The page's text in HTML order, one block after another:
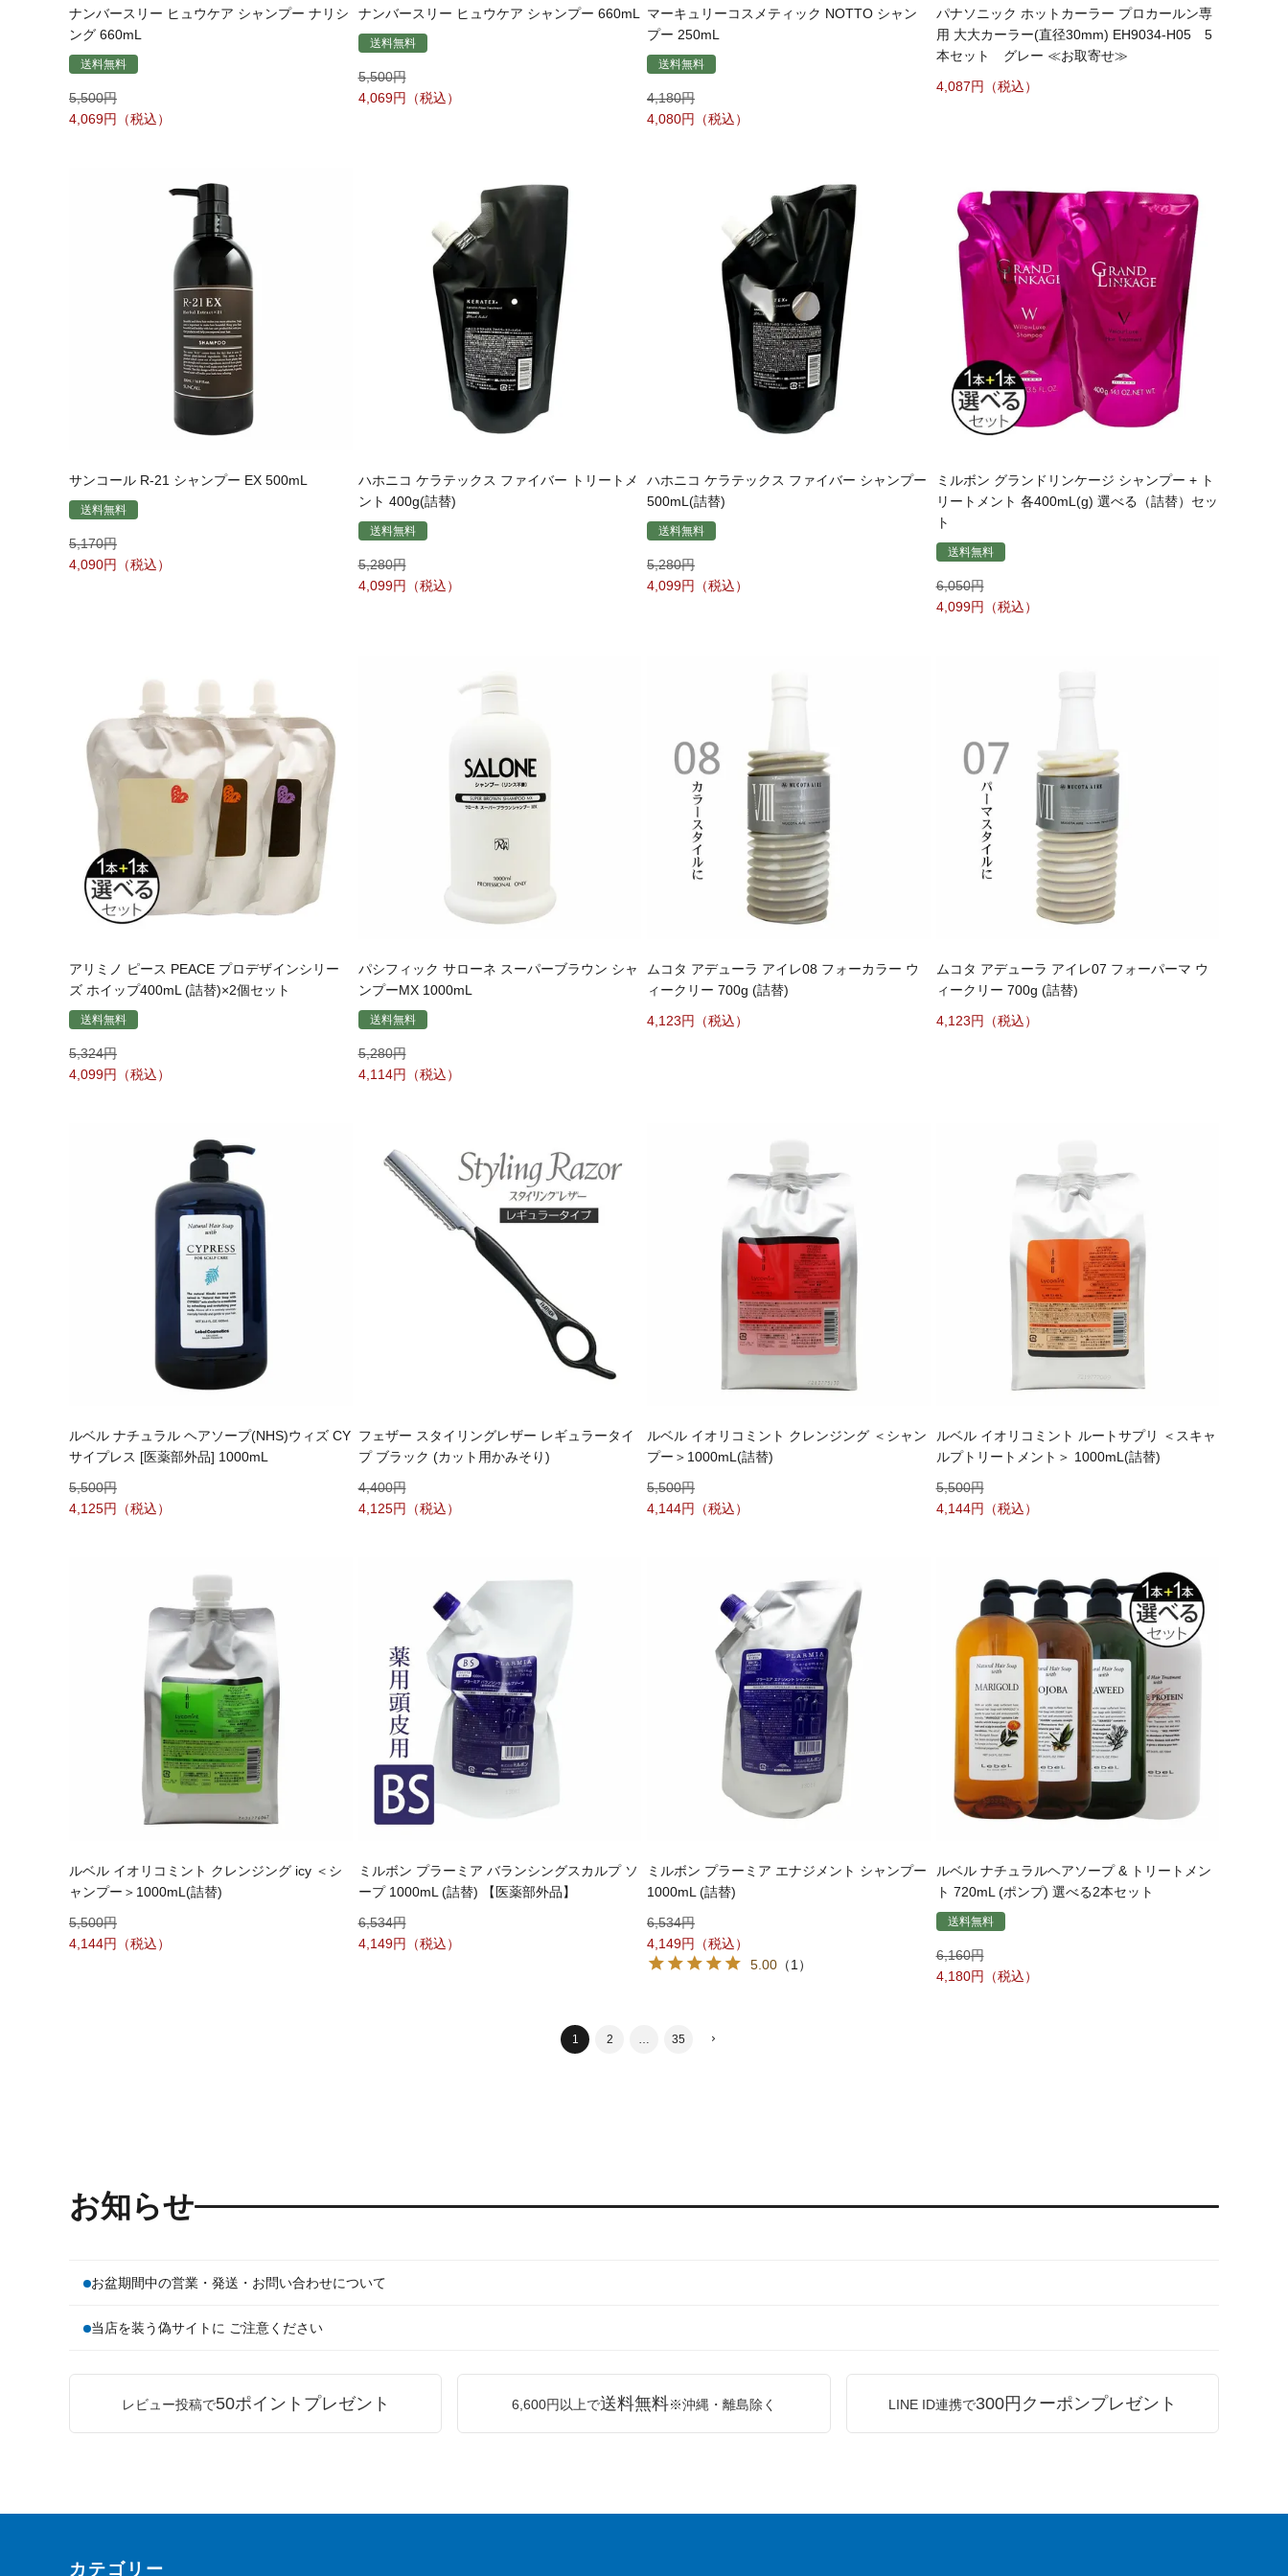
ナンバースリー ヒュウケア シャンプー ナリシ
ング 660mL
送料無料
5,500
4,069
ナンバースリー ヒュウケア シャンプー 660mL
送料無料
5,500
4,069
マーキュリーコスメティック NOTTO シャン
プー 250mL
送料無料
4,180
4,080
パナソニック ホットカーラー プロカールン専
用 大大カーラー(直径30mm) EH9034-H05 5
本セット グレー ≪お取寄せ≫
4,087
サンコール R-21 シャンプー EX 500mL
送料無料
5,170
4,090
ハホニコ ケラテックス ファイバー トリートメ
ント 400g(詰替)
送料無料
5,280
4,099
ハホニコ ケラテックス ファイバー シャンプー
500mL(詰替)
送料無料
5,280
4,099
ミルボン グランドリンケージ シャンプー + ト
リートメント 各400mL(g) 選べる（詰替）セッ
ト
送料無料
6,050
4,099
アリミノ ピース PEACE プロデザインシリー
ズ ホイップ400mL (詰替)×2個セット
送料無料
5,324
4,099
パシフィック サローネ スーパーブラウン シャ
ンプーMX 1000mL
送料無料
5,280
4,114
ムコタ アデューラ アイレ08 フォーカラー ウ
ィークリー 700g (詰替)
4,123
ムコタ アデューラ アイレ07 フォーパーマ ウ
ィークリー 700g (詰替)
4,123
ルベル ナチュラル ヘアソープ(NHS)ウィズ CY
サイプレス [医薬部外品] 1000mL
5,500
4,125
フェザー スタイリングレザー レギュラータイ
プ ブラック (カット用かみそり)
4,400
4,125
ルベル イオリコミント クレンジング ＜シャン
プー＞1000mL(詰替)
5,500
4,144
ルベル イオリコミント ルートサプリ ＜スキャ
ルプトリートメント＞ 1000mL(詰替)
5,500
4,144
ルベル イオリコミント クレンジング icy ＜シ
ャンプー＞1000mL(詰替)
5,500
4,144
ミルボン プラーミア バランシングスカルプ ソ
ープ 1000mL (詰替) 【医薬部外品】
6,534
4,149
ミルボン プラーミア エナジメント シャンプー
1000mL (詰替)
6,534
4,149
5.00 （1）
ルベル ナチュラルヘアソープ & トリートメン
ト 720mL (ポンプ) 選べる2本セット
送料無料
6,160
4,180
1 2 35
お知らせ
お盆期間中の営業・発送・お問い合わせについて
当店を装う偽サイトに ご注意ください
レビュー投稿で50ポイントプレゼント 6,600円以上で送料無料※沖縄・離島除く LINE ID連携で300円クーポンプレゼント
カテゴリー